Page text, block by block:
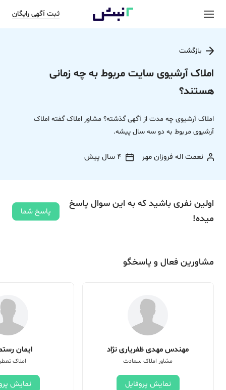
ثبت آگهی رایگان
بازگشت
املاک آرشیوی سایت مربوط به چه زمانی
هستند؟
املاک آرشیوی چه مدت از آگهی گذشته؟ مشاور املاک گفته املاک
آرشیوی مربوط به دو سه سال پیشه.
نعمت اله فروزان مهر 4 سال پیش
اولین نفری باشید که به این سوال پاسخ
میده!
پاسخ شما
مشاورین فعال و پاسخگو
مهندس مهدی ظفریاری نژاد
مشاور املاک سعادت
نمایش پروفایل
ایمان
املاک
نمایش